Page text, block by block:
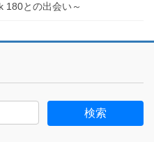
180との出会い～